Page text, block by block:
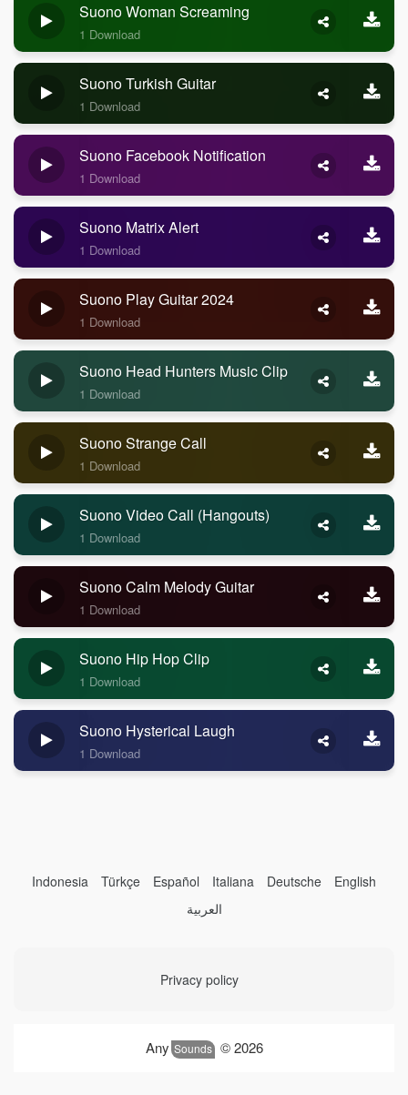
Suono Woman Screaming
1 Download
Suono Turkish Guitar
1 Download
Suono Facebook Notification
1 Download
Suono Matrix Alert
1 Download
Suono Play Guitar 2024
1 Download
Suono Head Hunters Music Clip
1 Download
Suono Strange Call
1 Download
Suono Video Call (Hangouts)
1 Download
Suono Calm Melody Guitar
1 Download
Suono Hip Hop Clip
1 Download
Suono Hysterical Laugh
1 Download
Indonesia Türkçe Español Italiana Deutsche
English
العربية
Privacy policy
Any Sounds © 2026